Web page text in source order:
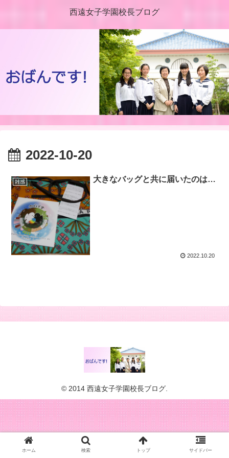
西遠女子学園校長ブログ
2022-10-20
雑感 大きなバッグと共に届いたのは…
2022.10.20
© 2014 西遠女子学園校長ブログ.
ホーム 検索 トップ サイドバー